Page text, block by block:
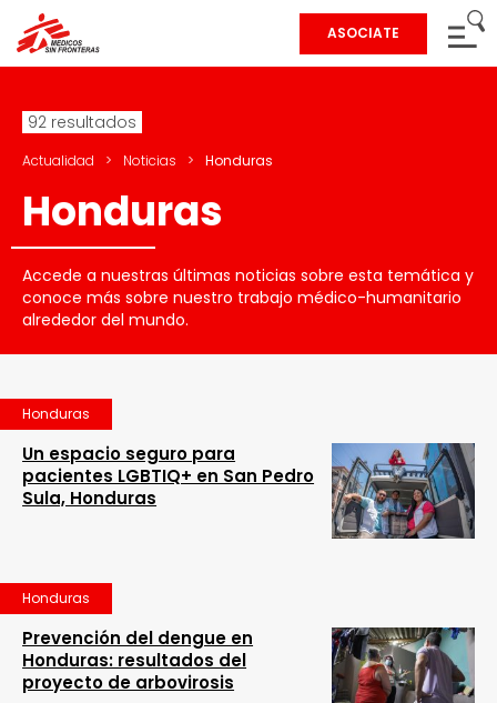
ASOCIATE
92 resultados
Actualidad > Noticias > Honduras
Honduras
Accede a nuestras últimas noticias sobre esta temática y
conoce más sobre nuestro trabajo médico-humanitario
alrededor del mundo.
Honduras
Un espacio seguro para
pacientes LGBTIQ+ en San Pedro
Sula, Honduras
Honduras
Prevención del dengue en
Honduras: resultados del
proyecto de arbovirosis